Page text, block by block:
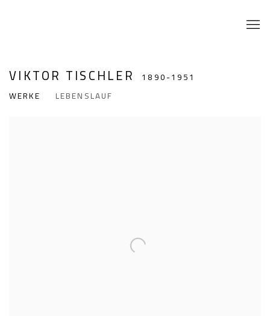
VIKTOR TISCHLER
1890-1951
WERKE
LEBENSLAUF